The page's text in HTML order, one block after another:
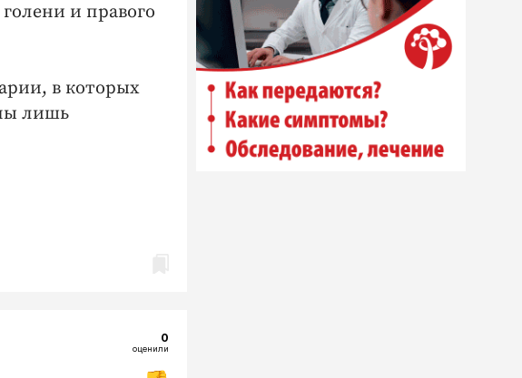
и правого
в которых
лишь
0
оценили